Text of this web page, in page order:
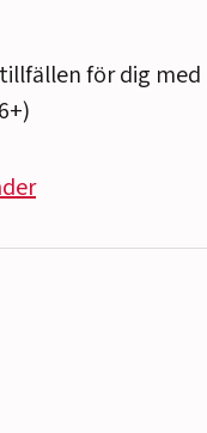
för dig med